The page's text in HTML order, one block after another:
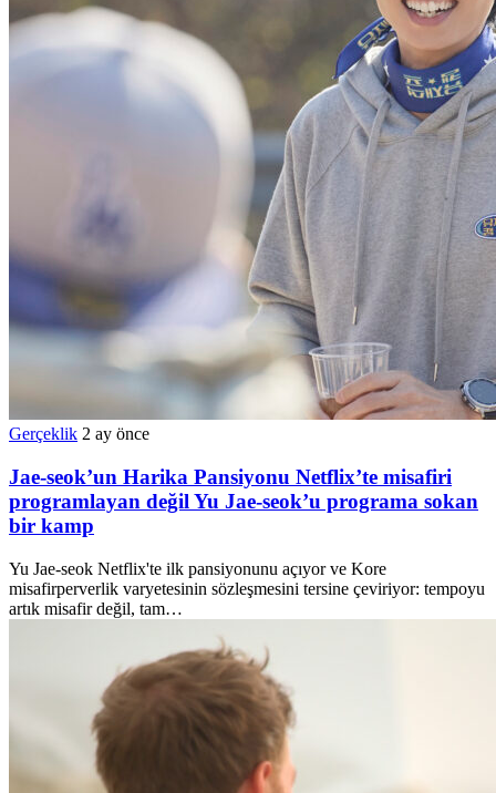
Gerçeklik 2 ay önce
Jae-seok’un Harika Pansiyonu Netflix’te misafiri
programlayan değil Yu Jae-seok’u programa sokan
bir kamp
Yu Jae-seok Netflix'te ilk pansiyonunu açıyor ve Kore
misafirperverlik varyetesinin sözleşmesini tersine çeviriyor: tempoyu
artık misafir değil, tam…